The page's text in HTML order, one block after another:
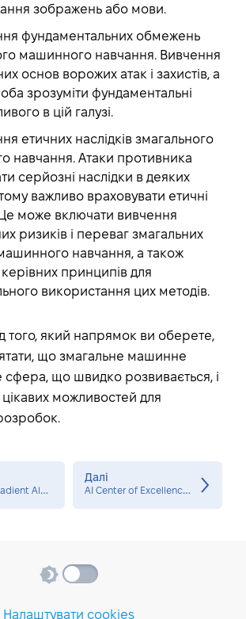
зображень або мови.
фундаментальних обмежень
машинного навчання. Вивчення
основ ворожих атак і захистів, а
зрозуміти фундаментальні
в цій галузі.
етичних наслідків змагального
навчання. Атаки противника
серйозні наслідки в деяких
важливо враховувати етичні
Це може включати вивчення
ризиків і переваг змагальних
навчання, а також
принципів для
використання цих методів.
того, який напрямок ви оберете,
що змагальне машинне
сфера, що швидко розвивається, і
цікавих можливостей для
A
daptive Gradient Algorithm (AdaGrad)
Далі
A
I Center of Excellence (AI CoE)
Налаштувати cookies